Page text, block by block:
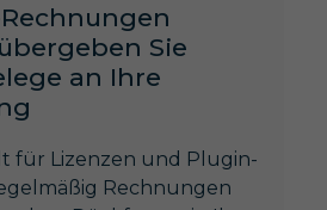
Sie
an Ihre
für Lizenzen und Plugin-
Rechnungen